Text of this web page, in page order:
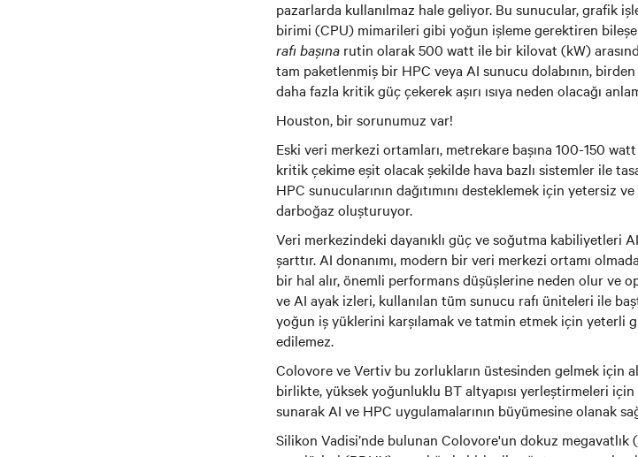
pazarlarda kullanılmaz hale geliyor. Bu sunucular, grafik
birimi (CPU) mimarileri gibi yoğun işleme gerektiren
rafı başına rutin olarak 500 watt ile bir kilovat (kW)
tam paketlenmiş bir HPC veya AI sunucu dolabının,
daha fazla kritik güç çekerek aşırı ısıya neden olacağı
Houston, bir sorunumuz var!
Eski veri merkezi ortamları, metrekare başına 100-150
kritik çekime eşit olacak şekilde hava bazlı sistemler ile
HPC sunucularının dağıtımını desteklemek için yetersiz
darboğaz oluşturuyor.
Veri merkezindeki dayanıklı güç ve soğutma kabiliyetleri
şarttır. AI donanımı, modern bir veri merkezi ortamı
bir hal alır, önemli performans düşüşlerine neden olur ve
ve AI ayak izleri, kullanılan tüm sunucu rafı üniteleri ile
yoğun iş yüklerini karşılamak ve tatmin etmek için yeterli
edilemez.
Colovore ve Vertiv bu zorlukların üstesinden gelmek için
birlikte, yüksek yoğunluklu BT altyapısı yerleştirmeleri
sunarak AI ve HPC uygulamalarının büyümesine olanak
Silikon Vadisi’nde bulunan Colovore'un dokuz megavatlık